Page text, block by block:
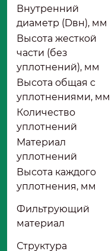
Внутренний
диаметр (Dвн), мм
Высота жесткой
части (без
уплотнений), мм
Высота общая с
уплотнениями, мм
Количество
уплотнений
Материал
уплотнений
Высота каждого
уплотнения, мм
Фильтрующий
материал
Структура